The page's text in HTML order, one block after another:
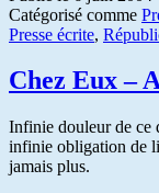
Catégorisé comme
Presse écrite,
Chez Eux –
Infinie douleur de ce
infinie obligation de
jamais plus.